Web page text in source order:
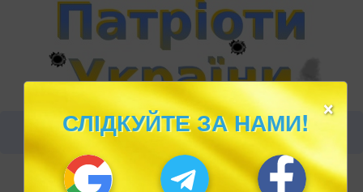
×
СЛІДКУЙТЕ ЗА НАМИ!